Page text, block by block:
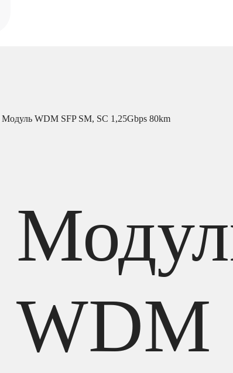
Модуль WDM SFP SM, SC 1,25Gbps 80km
WDM